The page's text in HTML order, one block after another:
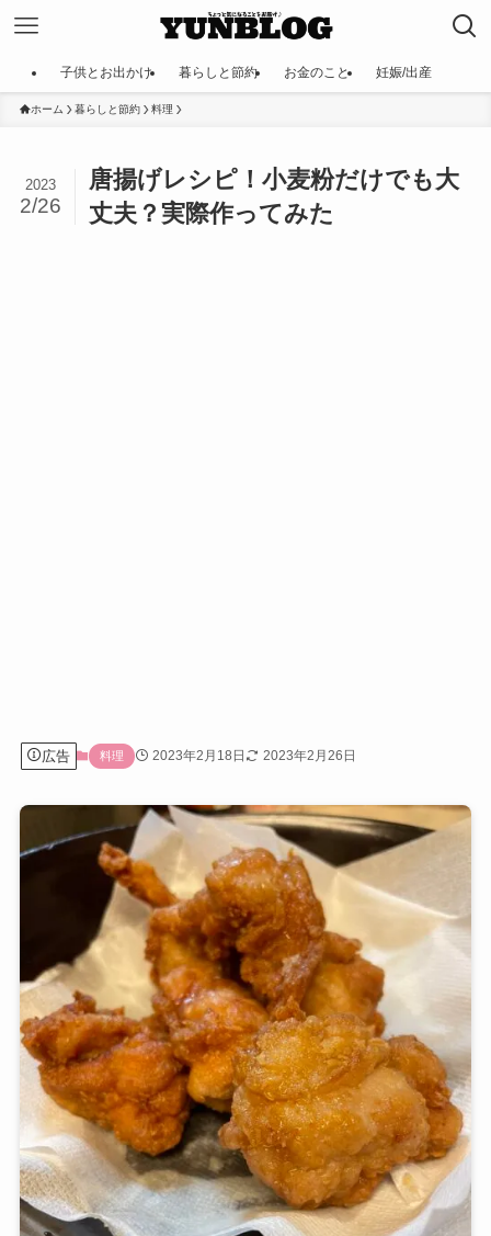
子供とお出かけ 暮らしと節約 お金のこと 妊娠/出産
ホーム 暮らしと節約 料理
唐揚げレシピ！小麦粉だけでも大
丈夫？実際作ってみた
2023
2/26
広告 料理 2023年2月18日 2023年2月26日